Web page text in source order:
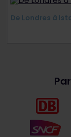
De Londres à